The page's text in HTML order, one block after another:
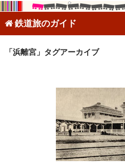
鉄道旅のガイド
索
テ「浜離宮」タグアーカイブ